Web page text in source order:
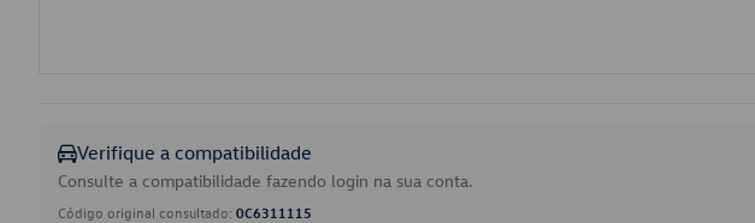
Verifique a compatibilidade
Consulte a compatibilidade fazendo login na sua conta.
Código original consultado: 0C6311115